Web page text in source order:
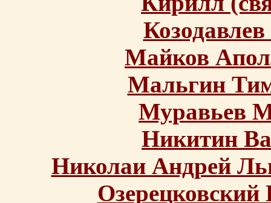
Майков
Мальгин
Муравьев
Никитин
Николаи Андрей